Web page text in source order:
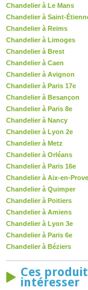
Chandelier à Le Mans
Chandelier à Saint-
Chandelier à Reims
Chandelier à Limoges
Chandelier à Brest
Chandelier à Caen
Chandelier à Avignon
Chandelier à Paris 17e
Chandelier à Besançon
Chandelier à Paris 8e
Chandelier à Nancy
Chandelier à Lyon 2e
Chandelier à Metz
Chandelier à Orléans
Chandelier à Paris 16e
Chandelier à Aix-en-
Chandelier à Quimper
Chandelier à Poitiers
Chandelier à Amiens
Chandelier à Lyon 3e
Chandelier à Paris 6e
Chandelier à Béziers
Ces
intéresser